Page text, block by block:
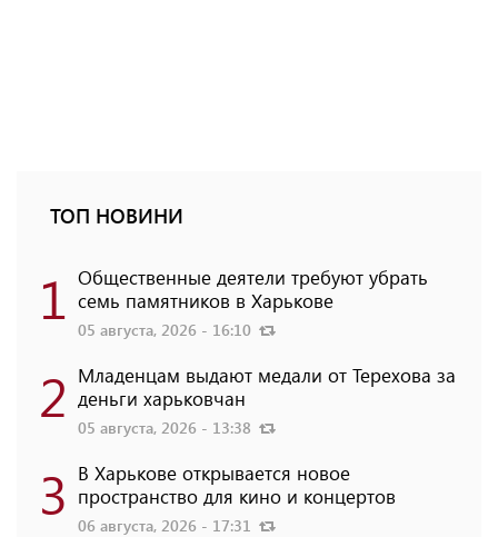
ТОП НОВИНИ
1 Общественные деятели требуют убрать
семь памятников в Харькове
05 августа, 2026 - 16:10
2 Младенцам выдают медали от Терехова за
деньги харьковчан
05 августа, 2026 - 13:38
3 В Харькове открывается новое
пространство для кино и концертов
06 августа, 2026 - 17:31